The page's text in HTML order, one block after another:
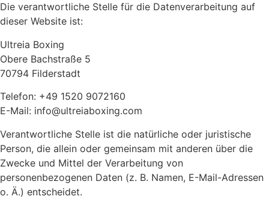
Die verantwortliche Stelle für die Datenverarbeitung auf
dieser Website ist:
Ultreia Boxing
Obere Bachstraße 5
70794 Filderstadt
Telefon: +49 1520 9072160
E-Mail: info@ultreiaboxing.com
Verantwortliche Stelle ist die natürliche oder juristische
Person, die allein oder gemeinsam mit anderen über die
Zwecke und Mittel der Verarbeitung von
personenbezogenen Daten (z. B. Namen, E-Mail-Adressen
o. Ä.) entscheidet.